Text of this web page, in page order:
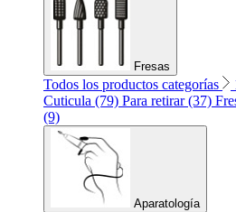
Fresas
Todos los productos categorías
Cuticula (79) Para retirar (37)
(9)
Aparatología